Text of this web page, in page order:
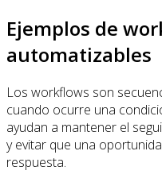
Ejemplos de
automatizables
Los workflows son
cuando ocurre una
ayudan a mantener el
y evitar que una
respuesta.